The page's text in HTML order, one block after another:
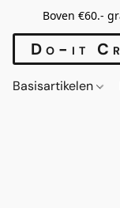
Boven €60.-
Do-it
Basisartikelen